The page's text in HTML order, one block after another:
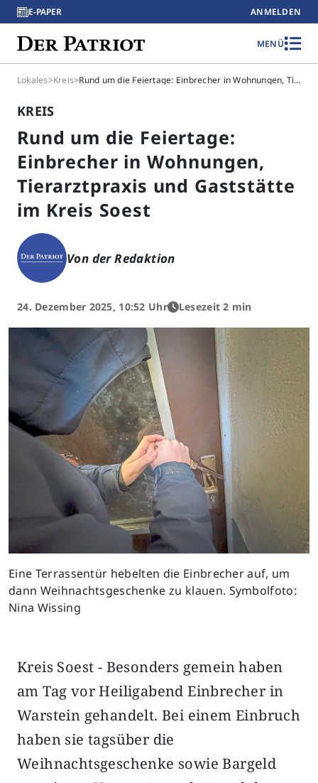
E-PAPER ANMELDEN
MENÜ
Lokales>Kreis> Rund um die Feiertage: Einbrecher in Wohnungen, Tierarztpraxis und Gaststätte im Kreis Soest
KREIS
Rund um die Feiertage:
Einbrecher in Wohnungen,
Tierarztpraxis und Gaststätte
im Kreis Soest
Von der Redaktion
24. Dezember 2025, 10:52 Uhr Lesezeit 2 min
Eine Terrassentür hebelten die Einbrecher auf, um
dann Weihnachtsgeschenke zu klauen. Symbolfoto:
Nina Wissing
Kreis Soest - Besonders gemein haben
am Tag vor Heiligabend Einbrecher in
Warstein gehandelt. Bei einem Einbruch
haben sie tagsüber die
Weihnachtsgeschenke sowie Bargeld